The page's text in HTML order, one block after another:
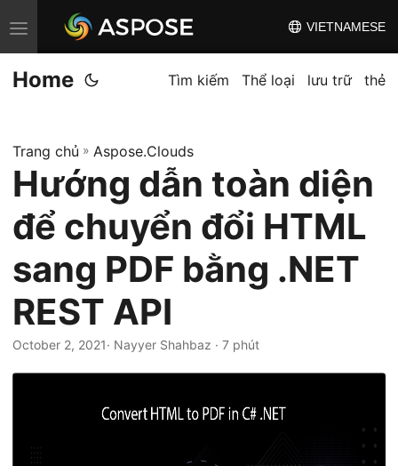
C
h
u
n
đ
i
i
ề
u
h
ư
VIETNAMESE
Home Tìm kiếm Thể loại lưu trữ thẻ
Trang chủ » Aspose.Clouds
Hướng dẫn toàn diện
để chuyển đổi HTML
sang PDF bằng .NET
REST API
October 2, 2021· Nayyer Shahbaz · 7 phút